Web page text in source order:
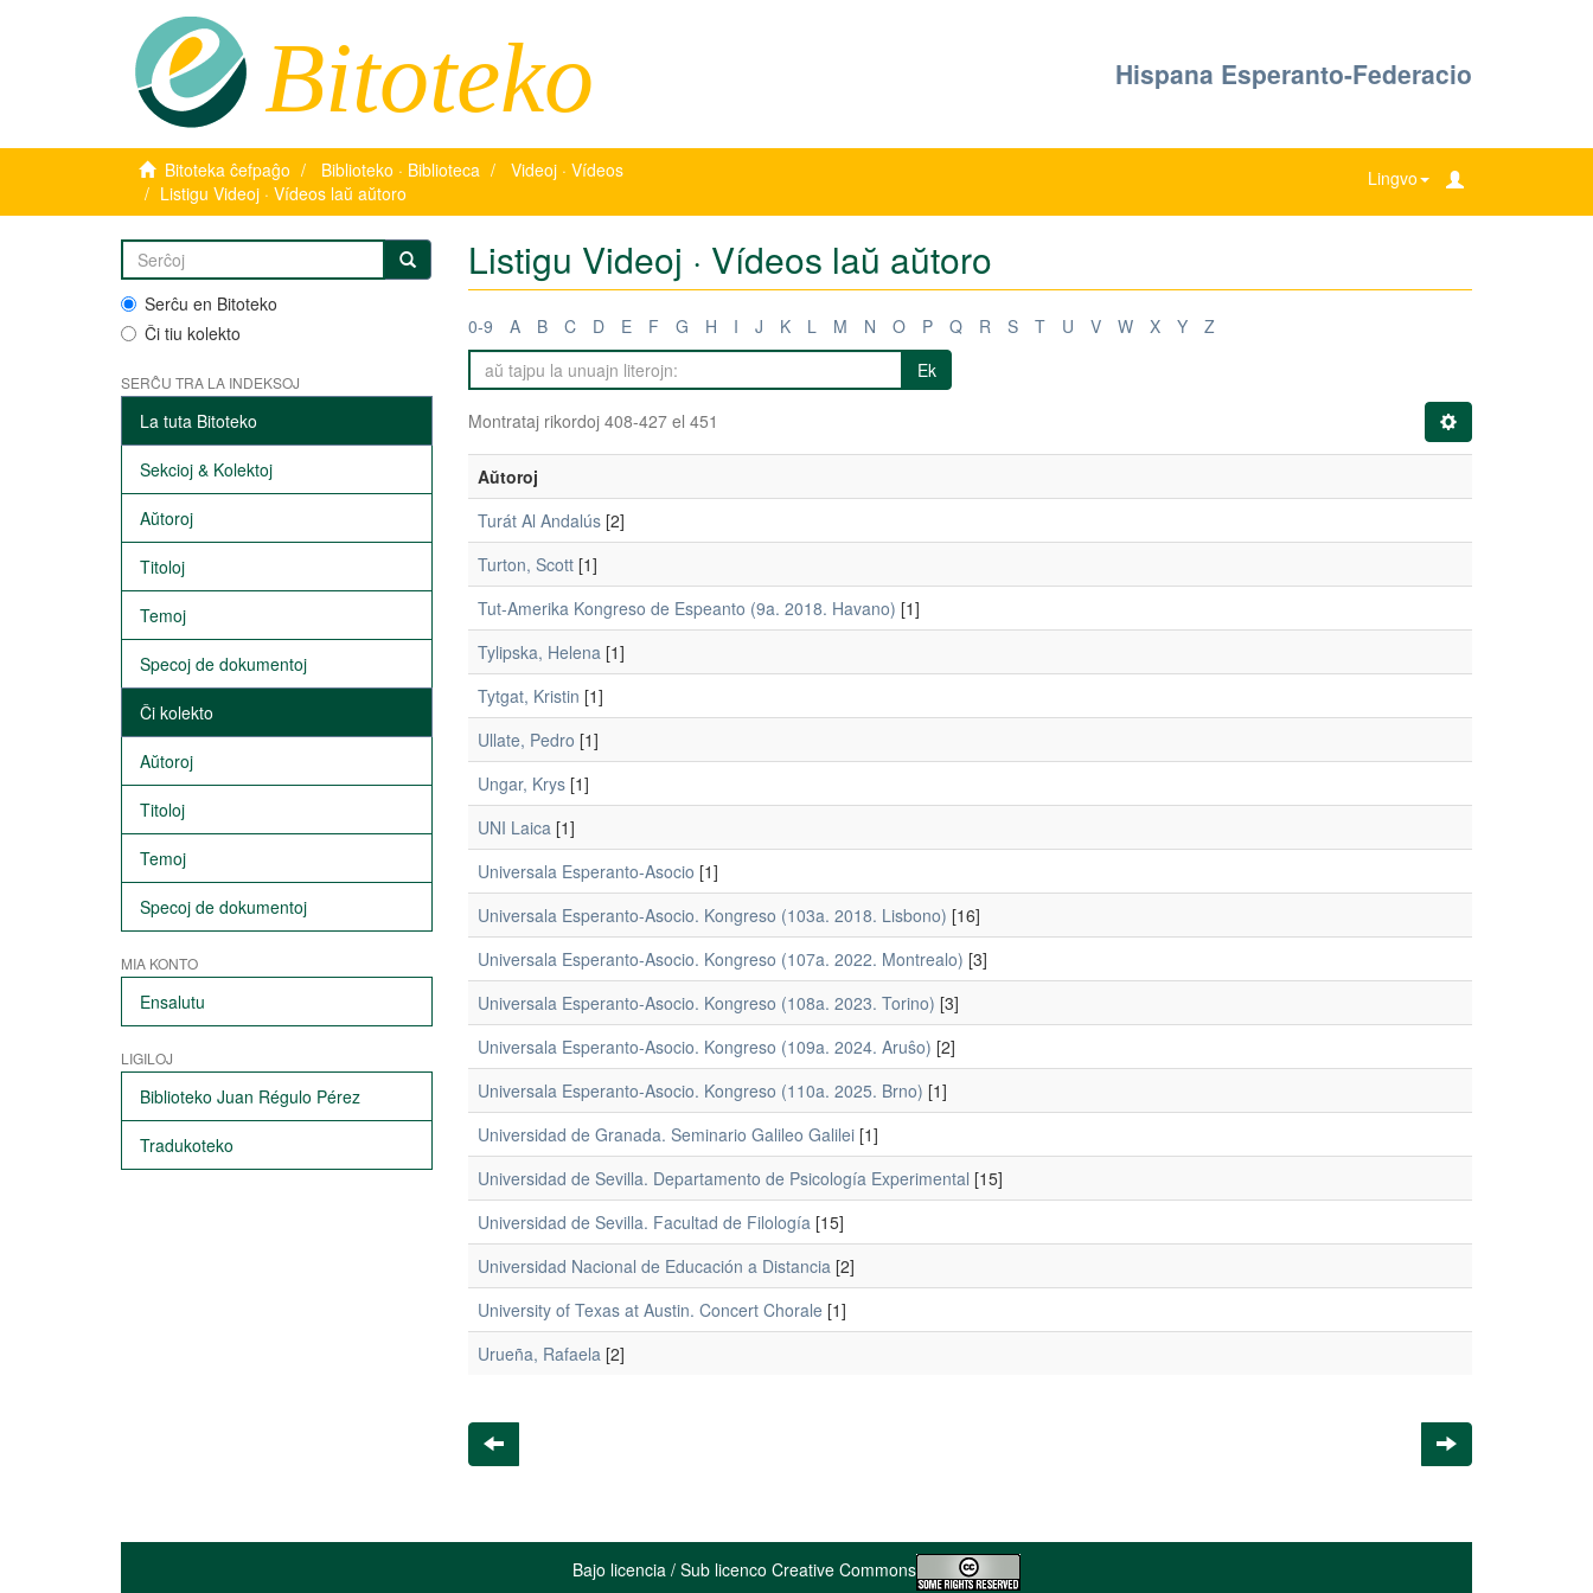
Bitoteko Hispana Esperanto-Federacio
Bitoteka ĉefpaĝo Biblioteko · Biblioteca
Videoj · Vídeos
Listigu Videoj · Vídeos laŭ aŭtoro
Lingvo
Serĉu en Bitoteko
Ĉi tiu kolekto
SERĈU TRA LA INDEKSOJ
La tuta Bitoteko
Sekcioj & Kolektoj
Aŭtoroj
Titoloj
Temoj
Specoj de dokumentoj
Ĉi kolekto
Aŭtoroj
Titoloj
Temoj
Specoj de dokumentoj
MIA KONTO
Ensalutu
LIGILOJ
Biblioteko Juan Régulo Pérez
Tradukoteko
Listigu Videoj · Vídeos laŭ aŭtoro
0-9 A B C D E F G H I J K L M N O P Q R S T U V W X Y
Z
Ek
Montrataj rikordoj 408-427 el 451
Aŭtoroj
Turát Al Andalús[2]
Turton, Scott[1]
Tut-Amerika Kongreso de Espeanto (9a. 2018. Havano) [1]
Tylipska, Helena[1]
Tytgat, Kristin [1]
Ullate, Pedro [1]
Ungar, Krys[1]
UNI Laica[1]
Universala Esperanto-Asocio [1]
Universala Esperanto-Asocio. Kongreso (103a. 2018. Lisbono) [16]
Universala Esperanto-Asocio. Kongreso (107a. 2022. Montrealo) [3]
Universala Esperanto-Asocio. Kongreso (108a. 2023. Torino) [3]
Universala Esperanto-Asocio. Kongreso (109a. 2024. Aruŝo) [2]
Universala Esperanto-Asocio. Kongreso (110a. 2025. Brno) [1]
Universidad de Granada. Seminario Galileo Galilei[1]
Universidad de Sevilla. Departamento de Psicología Experimental [15]
Universidad de Sevilla. Facultad de Filología[15]
Universidad Nacional de Educación a Distancia[2]
University of Texas at Austin. Concert Chorale [1]
Urueña, Rafaela[2]
Bajo licencia / Sub licenco Creative Commons